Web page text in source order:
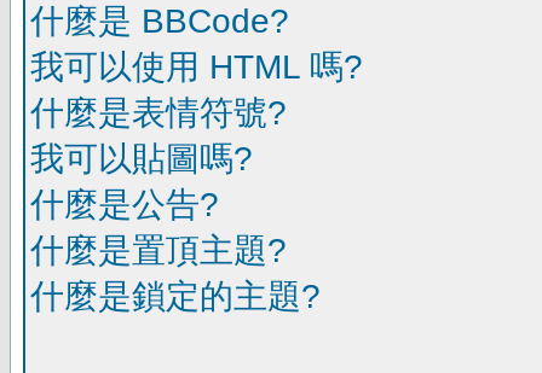
什麼是 BBCode?
我可以使用 HTML 嗎?
什麼是表情符號?
我可以貼圖嗎?
什麼是公告?
什麼是置頂主題?
什麼是鎖定的主題?